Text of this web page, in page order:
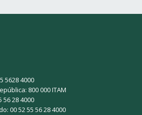
5628 4000
800 000 ITAM
56 28 4000
00 52 55 56 28 4000